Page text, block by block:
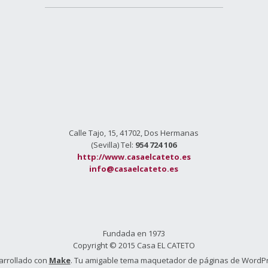
Calle Tajo, 15, 41702, Dos Hermanas
(Sevilla) Tel: 954 724 106
http://www.casaelcateto.es
info@casaelcateto.es
Fundada en 1973
Copyright © 2015 Casa EL CATETO
con Make. Tu amigable tema maquetador de páginas de